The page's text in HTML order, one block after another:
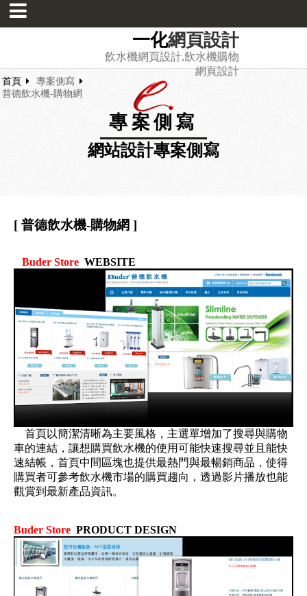
一化網頁設計
飲水機網頁設計,飲水機購物
網頁設計
首頁
專案側寫
普德飲水機-購物網
專案側寫
網站設計專案側寫
[ 普德飲水機-購物網 ]
Buder Store WEBSITE
首頁以簡潔清晰為主要風格，主選單增加了搜尋與購物
車的連結，讓想購買飲水機的使用可能快速搜尋並且能快
速結帳，首頁中間區塊也提供最熱門與最暢銷商品，使得
購買者可參考飲水機市場的購買趨向，透過影片播放也能
觀賞到最新產品資訊。
Buder Store PRODUCT DESIGN